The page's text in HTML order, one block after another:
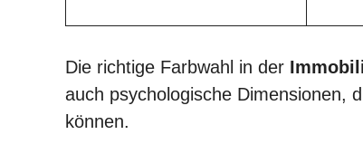
Die richtige Farbwahl in der
auch psychologische Dimensionen,
können.